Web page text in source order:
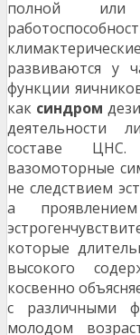
полной
развиваются у
функции
как синдром
деятельности
составе ЦНС.
вазомоторные
не следствием
а проявлением
которые
высокого
косвенно
с различными
молодом